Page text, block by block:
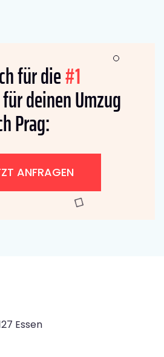
für die#1
für deinen Umzug
Prag:
ANFRAGEN
Essen